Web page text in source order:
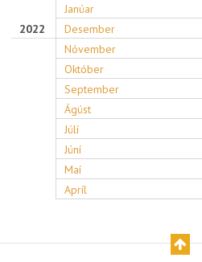
Janúar
2022
Desember
Nóvember
Október
September
Ágúst
Júlí
Júní
Maí
Apríl